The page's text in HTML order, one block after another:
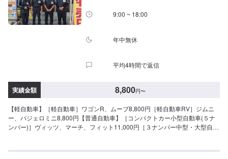
9:00 ~ 18:00
年中無休
平均4時間で返信
実績金額 8,800円〜
【軽自動車】［軽自動車］ワゴンR、ムーブ8,800円［軽自動車RV］ジムニ
ー、パジェロミニ8,800円【普通自動車】［コンパクトカー小型自動車(５ナ
ンバー)］ヴィッツ、マーチ、フィット11,000円［３ナンバー中型・大型自動
ックス、パジェロ11,000円【その他】［外車ゴルフベンツ］BMW、ジャガー